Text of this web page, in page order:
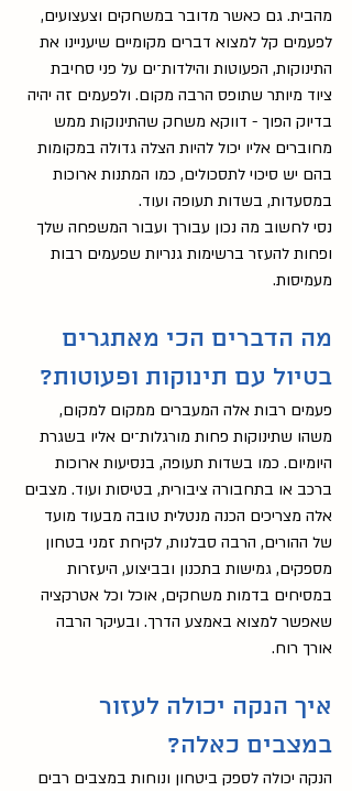
מהבית. גם כאשר מדובר במשחקים וצעצועים,
לפעמים קל למצוא דברים מקומיים שיעניינו את
התינוקות, הפעוטות והילדות־ים על פני סחיבת
ציוד מיותר שתופס הרבה מקום. ולפעמים זה יהיה
בדיוק הפוך - דווקא משחק שהתינוקות ממש
מחוברים אליו יכול להיות הצלה גדולה במקומות
בהם יש סיכוי לתסכולים, כמו המתנות ארוכות
במסעדות, בשדות תעופה ועוד.
נסי לחשוב מה נכון עבורך ועבור המשפחה שלך
ופחות להעזר ברשימות גנריות שפעמים רבות
מעמיסות.
מה הדברים הכי מאתגרים
בטיול עם תינוקות ופעוטות?
פעמים רבות אלה המעברים ממקום למקום,
משהו שתינוקות פחות מורגלות־ים אליו בשגרת
היומיום. כמו בשדות תעופה, בנסיעות ארוכות
ברכב או בתחבורה ציבורית, בטיסות ועוד. מצבים
אלה מצריכים הכנה מנטלית טובה מבעוד מועד
של ההורים, הרבה סבלנות, לקיחת זמני בטחון
מספקים, גמישות בתכנון ובביצוע, היעזרות
במסיחים בדמות משחקים, אוכל וכל אטרקציה
שאפשר למצוא באמצע הדרך. ובעיקר הרבה
אורך רוח.
איך הנקה יכולה לעזור
במצבים כאלה?
הנקה יכולה לספק ביטחון ונוחות במצבים רבים